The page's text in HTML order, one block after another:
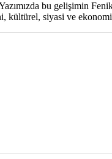
bu gelişimin
kültürel, siyasi ve